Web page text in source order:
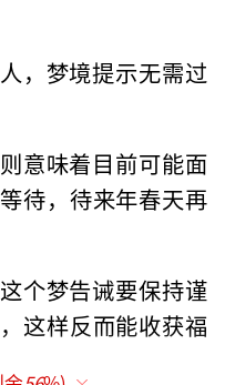
，梦境提示无需过
意味着目前可能面
待，待来年春天再
个梦告诫要保持谨
这样反而能收获福